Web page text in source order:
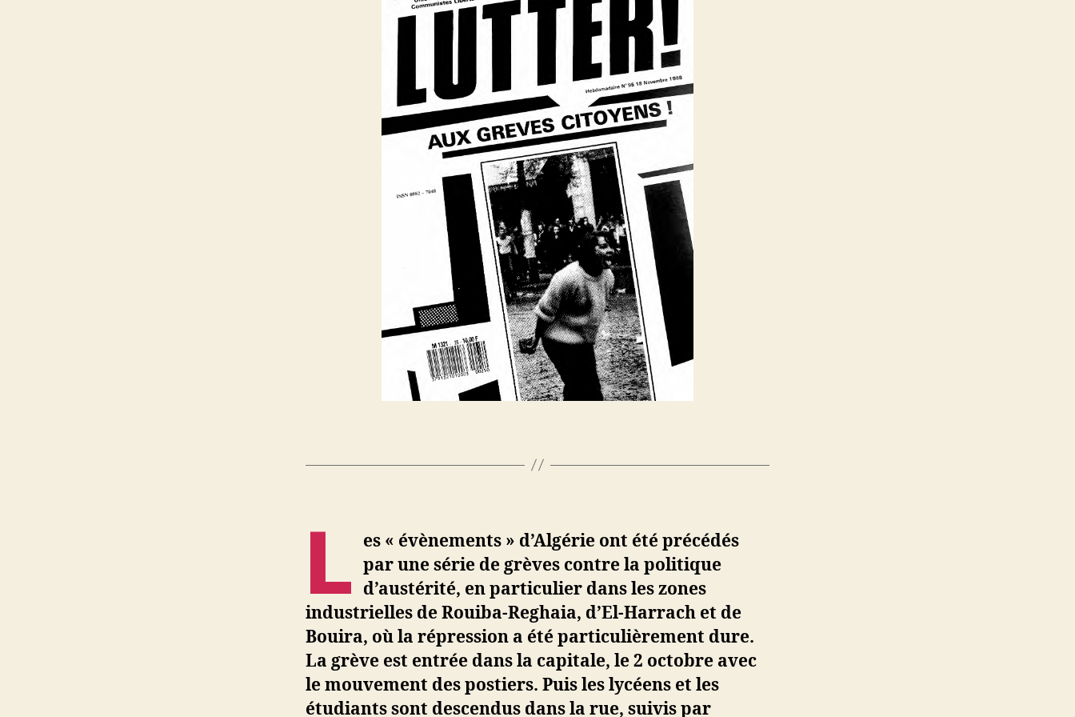
L es « évènements » d’Algérie ont été précédés
par une série de grèves contre la politique
d’austérité, en particulier dans les zones
industrielles de Rouiba-Reghaia, d’El-Harrach et de
Bouira, où la répression a été particulièrement dure.
La grève est entrée dans la capitale, le 2 octobre avec
le mouvement des postiers. Puis les lycéens et les
étudiants sont descendus dans la rue, suivis par